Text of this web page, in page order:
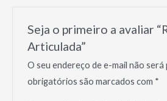
Seja o primeiro a avaliar
Articulada”
O seu endereço de e-mail não será
obrigatórios são marcados com *